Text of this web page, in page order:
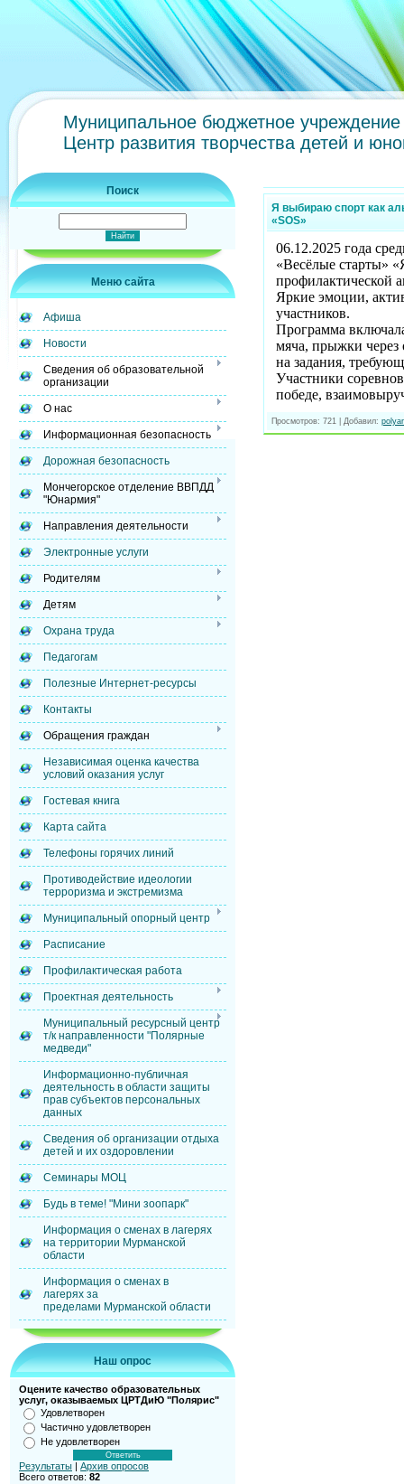
Муниципальное бюджетное учреждение
Центр развития творчества детей и
Поиск
Меню сайта
Афиша
Новости
Сведения об образовательной
организации
О нас
Информационная безопасность
Дорожная безопасность
Мончегорское отделение ВВПДД
"Юнармия"
Направления деятельности
Электронные услуги
Родителям
Детям
Охрана труда
Педагогам
Полезные Интернет-ресурсы
Контакты
Обращения граждан
Независимая оценка качества
условий оказания услуг
Гостевая книга
Карта сайта
Телефоны горячих линий
Противодействие идеологии
терроризма и экстремизма
Муниципальный опорный центр
Расписание
Профилактическая работа
Проектная деятельность
Муниципальный ресурсный центр
т/к направленности "Полярные
медведи"
Информационно-публичная
деятельность в области защиты
прав субъектов персональных
данных
Сведения об организации отдыха
детей и их оздоровлении
Семинары МОЦ
Будь в теме! "Мини зоопарк"
Информация о сменах в лагерях
на территории Мурманской
области
Информация о сменах в
лагерях за
пределами Мурманской области
Наш опрос
Оцените качество образовательных
услуг, оказываемых ЦРТДиЮ "Полярис"
Удовлетворен
Частично удовлетворен
Не удовлетворен
Результаты | Архив опросов
Всего ответов: 82
Я выбираю спорт как
«SOS»
06.12.2025 года
«Весёлые старты»
профилактической
Яркие эмоции,
участников.
Программа
мяча, прыжки через
на задания,
Участники
победе,
Просмотров: 721 Добавил: